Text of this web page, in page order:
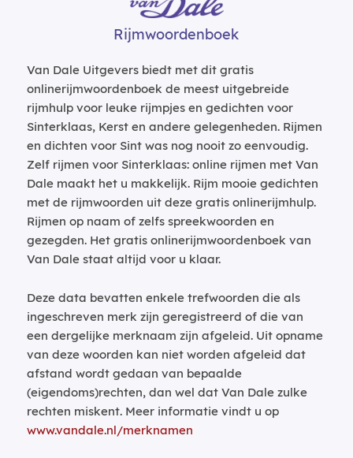
Rijmwoordenboek
Van Dale Uitgevers biedt met dit gratis
onlinerijmwoordenboek de meest uitgebreide
rijmhulp voor leuke rijmpjes en gedichten voor
Sinterklaas, Kerst en andere gelegenheden. Rijmen
en dichten voor Sint was nog nooit zo eenvoudig.
Zelf rijmen voor Sinterklaas: online rijmen met Van
Dale maakt het u makkelijk. Rijm mooie gedichten
met de rijmwoorden uit deze gratis onlinerijmhulp.
Rijmen op naam of zelfs spreekwoorden en
gezegden. Het gratis onlinerijmwoordenboek van
Van Dale staat altijd voor u klaar.
Deze data bevatten enkele trefwoorden die als
ingeschreven merk zijn geregistreerd of die van
een dergelijke merknaam zijn afgeleid. Uit opname
van deze woorden kan niet worden afgeleid dat
afstand wordt gedaan van bepaalde
(eigendoms)rechten, dan wel dat Van Dale zulke
rechten miskent. Meer informatie vindt u op
www.vandale.nl/merknamen